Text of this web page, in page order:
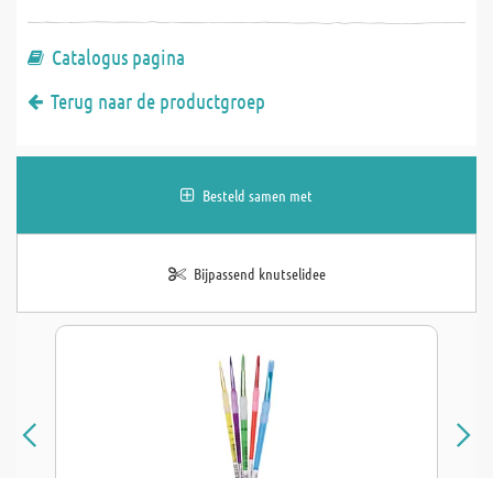
Catalogus pagina
Terug naar de productgroep
Besteld samen met
Bijpassend knutselidee